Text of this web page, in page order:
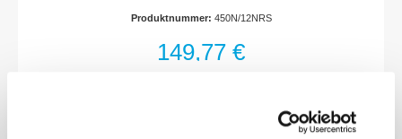
GermanyAbtrieb: Außen Sechskant
ProfilSchlüsselweite: · 6x7–
30x32Abmessungen / Länge: 340 mm x 165
Produktnummer: 450N/12NRS
149,77 €